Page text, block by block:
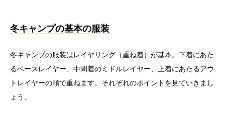
冬キャンプの基本の服装
冬キャンプの服装はレイヤリング（重ね着）が基本。下着にあた
るベースレイヤー、中間着のミドルレイヤー、上着にあたるアウ
トレイヤーの順で重ねます。それぞれのポイントを見ていきまし
ょう。